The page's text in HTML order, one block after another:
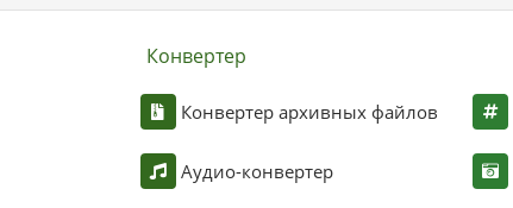
Конвертер
Конвертер архивных файлов
Аудио-конвертер